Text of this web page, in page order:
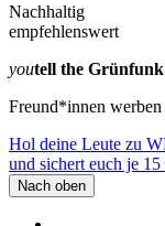
Nachhaltig
empfehlenswert
youtell the Grünfunk
Freund*innen
Hol deine Leute zu
und sichert euch je
Nach oben